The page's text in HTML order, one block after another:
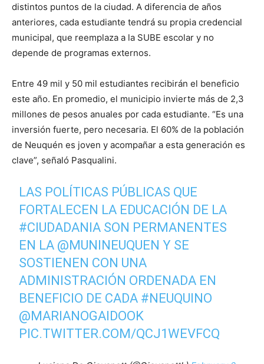
distintos puntos de la ciudad. A diferencia de años
anteriores, cada estudiante tendrá su propia credencial
municipal, que reemplaza a la SUBE escolar y no
depende de programas externos.
Entre 49 mil y 50 mil estudiantes recibirán el beneficio
este año. En promedio, el municipio invierte más de 2,3
millones de pesos anuales por cada estudiante. “Es una
inversión fuerte, pero necesaria. El 60% de la población
de Neuquén es joven y acompañar a esta generación es
clave”, señaló Pasqualini.
LAS POLÍTICAS PÚBLICAS QUE
FORTALECEN LA EDUCACIÓN DE LA
#CIUDADANIA SON PERMANENTES
EN LA @MUNINEUQUEN Y SE
SOSTIENEN CON UNA
ADMINISTRACIÓN ORDENADA EN
BENEFICIO DE CADA #NEUQUINO
@MARIANOGAIDOOK
PIC.TWITTER.COM/QCJ1WEVFCQ